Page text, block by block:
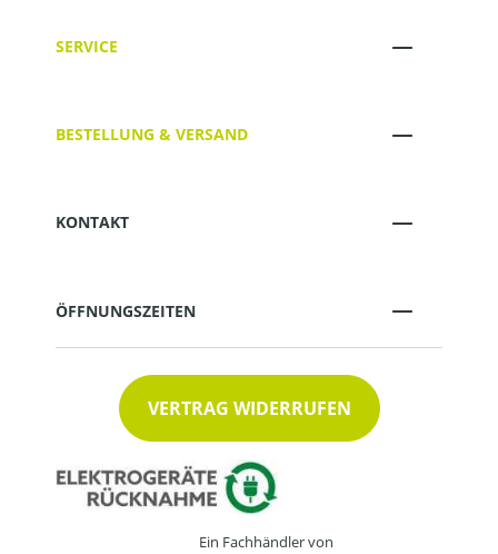
SERVICE
BESTELLUNG & VERSAND
KONTAKT
ÖFFNUNGSZEITEN
VERTRAG WIDERRUFEN
Ein Fachhändler von